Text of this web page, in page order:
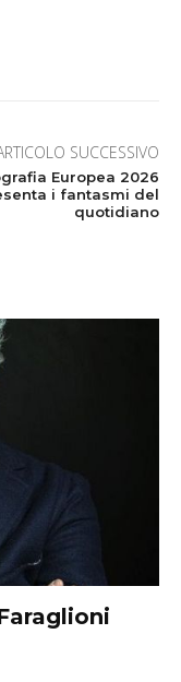
SUCCESSIVO
Europea 2026
i fantasmi del
quotidiano